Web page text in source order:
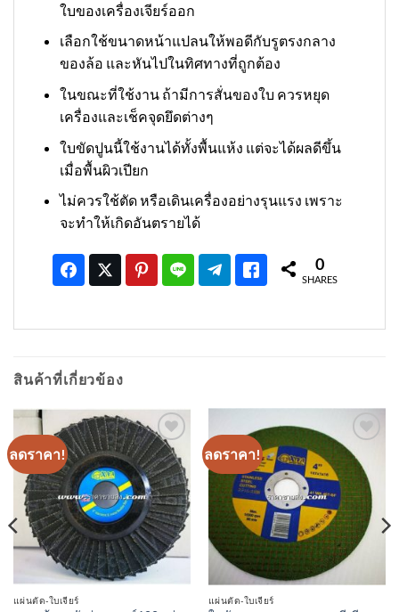
ใบของเครื่องเจียร์ออก
เลือกใช้ขนาดหน้าแปลนให้พอดีกับรูตรงกลาง
ของล้อ และหันไปในทิศทางที่ถูกต้อง
ในขณะที่ใช้งาน ถ้ามีการสั่นของใบ ควรหยุด
เครื่องและเช็คจุดยึดต่างๆ
ใบขัดปูนนี้ใช้งานได้ทั้งพื้นแห้ง แต่จะได้ผลดีขึ้น
เมื่อพื้นผิวเปียก
ไม่ควรใช้ตัด หรือเดินเครื่องอย่างรุนแรง เพราะ
จะทำให้เกิดอันตรายได้
0
SHARES
สินค้าที่เกี่ยวข้อง
ลดราคา!
เพิ่มเข้า
ใน
รายการ
ที่
ติดตาม
แผ่นตัด-ใบเจียร์
ลดราคา!
เพิ่มเข้า
รายการ
ที่
ติดตาม
แผ่นตัด-ใบเจียร์